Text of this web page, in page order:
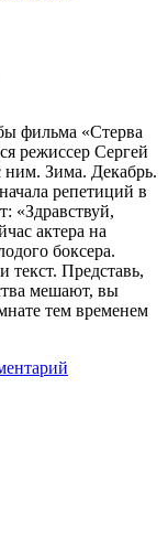
фильма «Стерва
режиссер Сергей
ним. Зима. Декабрь.
репетиций в
«Здравствуй,
актера на
боксера.
текст. Представь,
мешают, вы
тем временем